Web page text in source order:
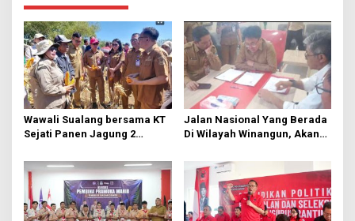
a
s
i
p
o
s
Wawali Sualang bersama KT
Sejati Panen Jagung 2
Jalan Nasional Yang Berada
Di Wilayah Winangun, Akan